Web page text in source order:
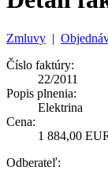
Zmluvy |
Číslo faktúry:
22/2011
Popis plnenia:
Elektrina
Cena:
1 884,00
Odberateľ: